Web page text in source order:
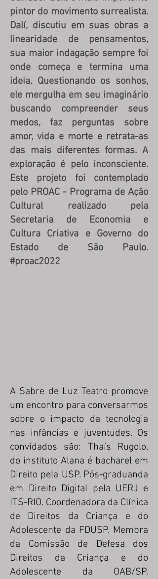
pintor do movimento surrealista.
Dalí, discutiu em suas obras a
linearidade de pensamentos,
sua maior indagação sempre foi
onde começa e termina uma
ideia. Questionando os sonhos,
ele mergulha em seu imaginário
buscando compreender seus
medos, faz perguntas sobre
amor, vida e morte e retrata-as
das mais diferentes formas. A
exploração é pelo inconsciente.
Este projeto foi contemplado
pelo PROAC - Programa de Ação
Cultural realizado pela
Secretaria de Economia e
Cultura Criativa e Governo do
Estado de São Paulo.
#proac2022
A Sabre de Luz Teatro promove
um encontro para conversarmos
sobre o impacto da tecnologia
nas infâncias e juventudes. Os
convidados são: Thaís Rugolo,
do instituto Alana é bacharel em
Direito pela USP. Pós-graduanda
em Direito Digital pela UERJ e
ITS-RIO. Coordenadora da Clínica
de Direitos da Criança e do
Adolescente da FDUSP. Membra
da Comissão de Defesa dos
Direitos da Criança e do
Adolescente da OAB/SP.